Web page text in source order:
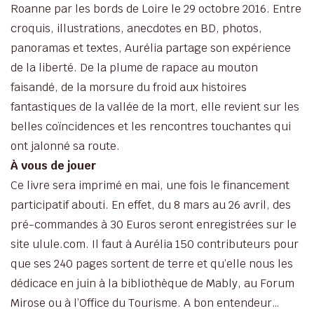
Roanne par les bords de Loire le 29 octobre 2016. Entre
croquis, illustrations, anecdotes en BD, photos,
panoramas et textes, Aurélia partage son expérience
de la liberté. De la plume de rapace au mouton
faisandé, de la morsure du froid aux histoires
fantastiques de la vallée de la mort, elle revient sur les
belles coïncidences et les rencontres touchantes qui
ont jalonné sa route.
À vous de jouer
Ce livre sera imprimé en mai, une fois le financement
participatif abouti. En effet, du 8 mars au 26 avril, des
pré-commandes à 30 Euros seront enregistrées sur le
site ulule.com. Il faut à Aurélia 150 contributeurs pour
que ses 240 pages sortent de terre et qu’elle nous les
dédicace en juin à la bibliothèque de Mably, au Forum
Mirose ou à l’Office du Tourisme. A bon entendeur…